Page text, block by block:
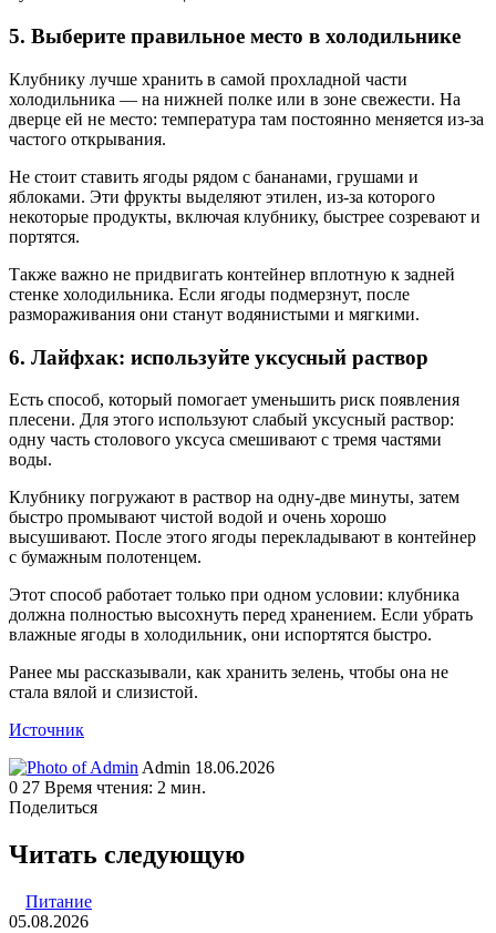
5. Выберите правильное место в холодильнике
Клубнику лучше хранить в самой прохладной части
холодильника — на нижней полке или в зоне свежести. На
дверце ей не место: температура там постоянно меняется из-за
частого открывания.
Не стоит ставить ягоды рядом с бананами, грушами и
яблоками. Эти фрукты выделяют этилен, из-за которого
некоторые продукты, включая клубнику, быстрее созревают и
портятся.
Также важно не придвигать контейнер вплотную к задней
стенке холодильника. Если ягоды подмерзнут, после
размораживания они станут водянистыми и мягкими.
6. Лайфхак: используйте уксусный раствор
Есть способ, который помогает уменьшить риск появления
плесени. Для этого используют слабый уксусный раствор:
одну часть столового уксуса смешивают с тремя частями
воды.
Клубнику погружают в раствор на одну-две минуты, затем
быстро промывают чистой водой и очень хорошо
высушивают. После этого ягоды перекладывают в контейнер
с бумажным полотенцем.
Этот способ работает только при одном условии: клубника
должна полностью высохнуть перед хранением. Если убрать
влажные ягоды в холодильник, они испортятся быстро.
Ранее мы рассказывали, как хранить зелень, чтобы она не
стала вялой и слизистой.
Источник
Admin Send
an
18.06.2026
0 27 Время чтения: 2 мин.
Поделиться
через
электронную
Читать следующую
Питание
05.08.2026